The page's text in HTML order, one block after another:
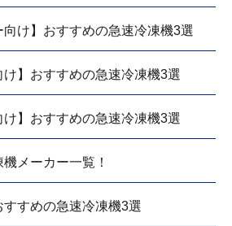
向け】おすすめの急速冷凍機3選
け】おすすめの急速冷凍機3選
け】おすすめの急速冷凍機3選
メーカー一覧！
すめの急速冷凍機3選